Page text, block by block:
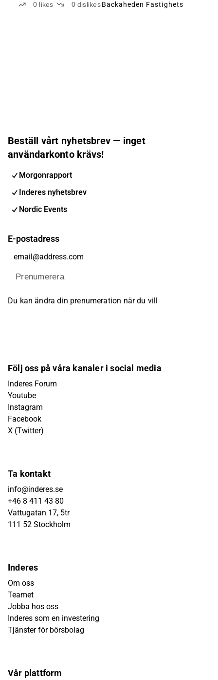
0 likes 0 dislikes Backaheden Fastighets
Beställ vårt nyhetsbrev — inget
användarkonto krävs!
Morgonrapport
Inderes nyhetsbrev
Nordic Events
E-postadress
Prenumerera
Du kan ändra din prenumeration när du vill
Följ oss på våra kanaler i social media
Inderes Forum
Youtube
Instagram
Facebook
X (Twitter)
Ta kontakt
info@inderes.se
+46 8 411 43 80
Vattugatan 17, 5tr
111 52 Stockholm
Inderes
Om oss
Teamet
Jobba hos oss
Inderes som en investering
Tjänster för börsbolag
Vår plattform